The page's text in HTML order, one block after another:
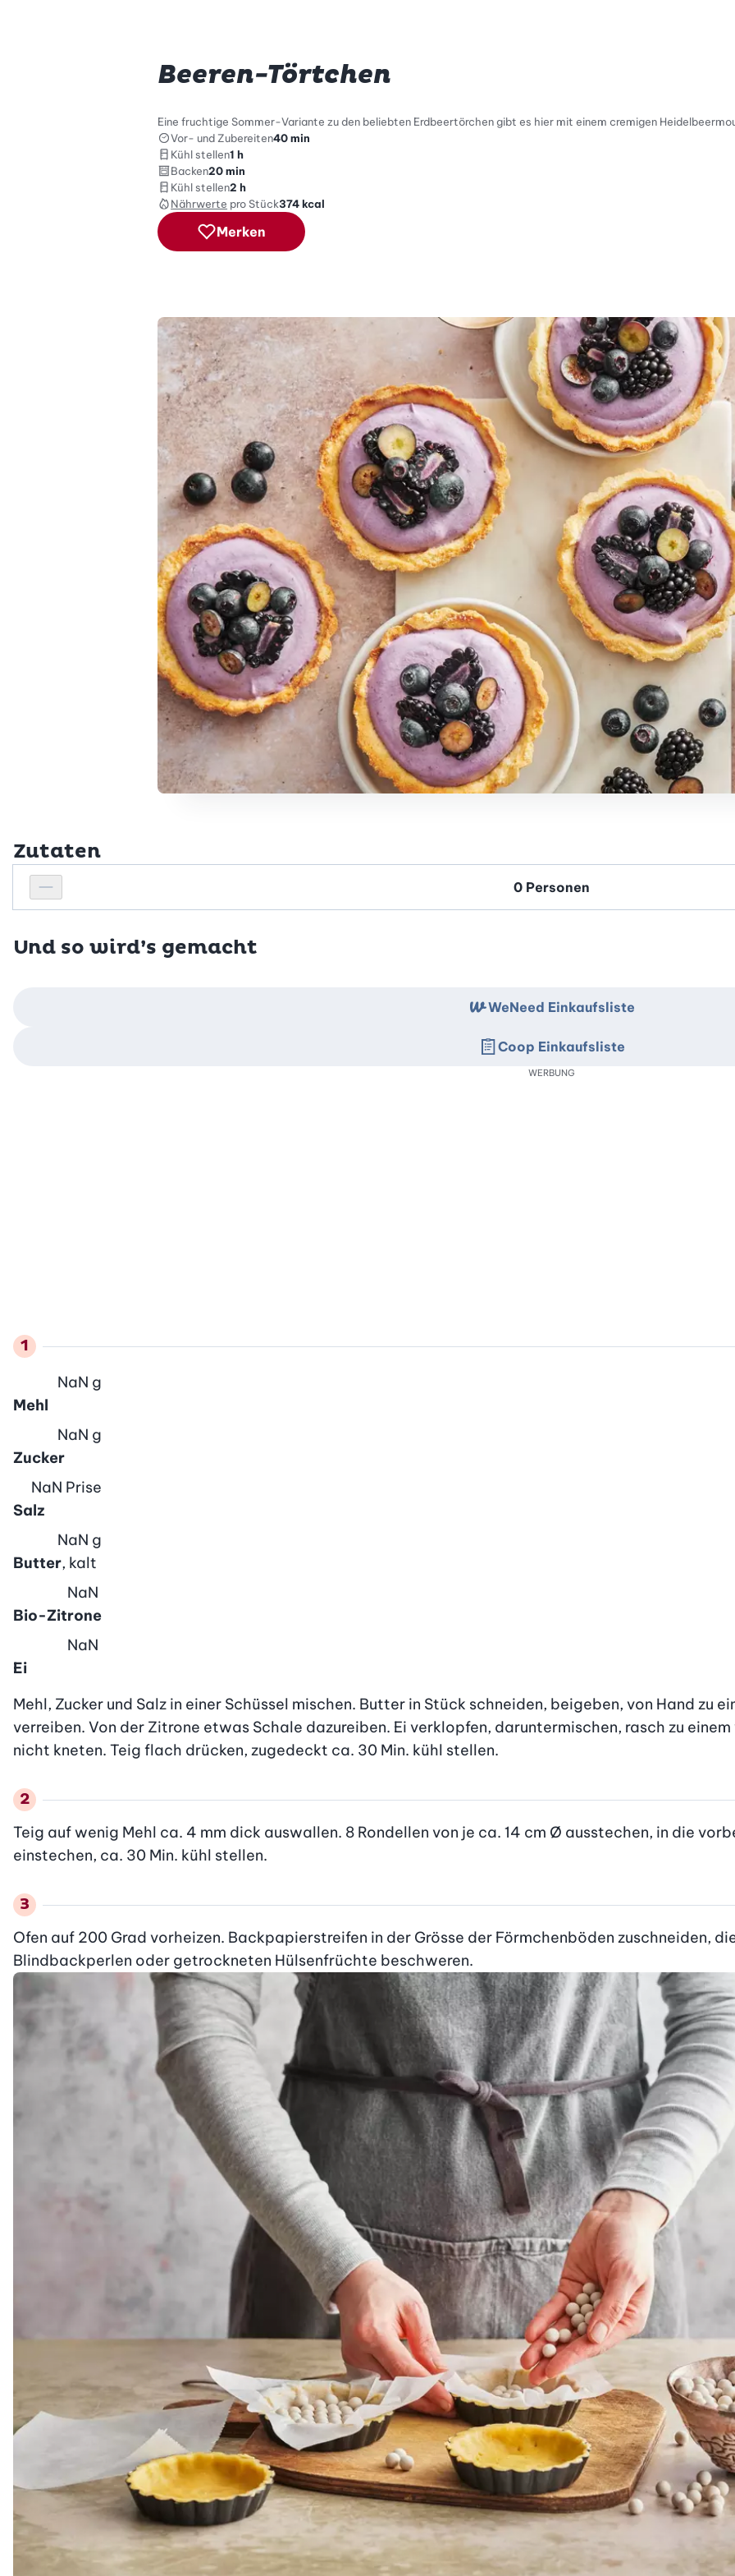
Beeren-Törtchen
Eine fruchtige Sommer-Variante zu den beliebten Erdbeertörchen gibt es hier mit einem cremigen
Vor- und Zubereiten40 min
Kühl stellen1 h
Backen20 min
Kühl stellen2 h
Nährwerte pro Stück374kcal
Merken
Zutaten
Personenanzahl verringern
Personenanzahl
Und so wird’s gemacht
Mehl
NaN g
Zucker
NaN g
Salz
NaN Prise
Butter, kalt
NaN g
Bio-Zitrone
NaN
Ei
NaN
Mehl, Zucker und Salz in einer Schüssel mischen. Butter in Stück schneiden, beigeben, von Hand zu
verreiben. Von der Zitrone etwas Schale dazureiben. Ei verklopfen, daruntermischen, rasch zu
nicht kneten. Teig flach drücken, zugedeckt ca. 30 Min. kühl stellen.
Teig auf wenig Mehl ca. 4 mm dick auswallen. 8 Rondellen von je ca. 14 cm Ø ausstechen, in die
Ofen auf 200 Grad vorheizen. Backpapierstreifen in der Grösse der Förmchenböden zuschneiden,
Blindbackperlen oder getrockneten Hülsenfrüchte beschweren.
WeNeed Einkaufsliste
Coop Einkaufsliste
WERBUNG